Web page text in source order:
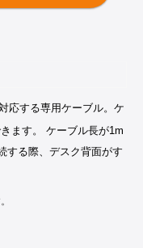
応する専用ケーブル。ケ
ます。 ケーブル長が1m
する際、デスク背面がす